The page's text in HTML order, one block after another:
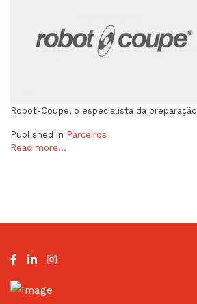
Robot-Coupe, o especialista da
Published in Parceiros
Read more...